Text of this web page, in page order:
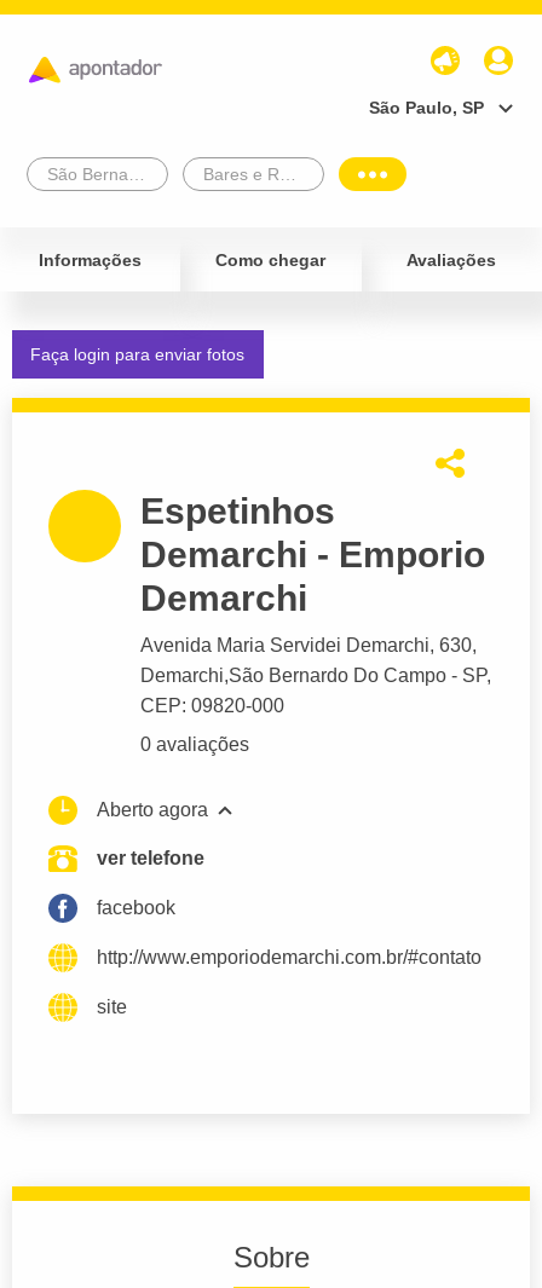
São Paulo, SP
Informações Como chegar Avaliações
Faça login para enviar fotos
Espetinhos
Demarchi - Emporio
Demarchi
Avenida Maria Servidei Demarchi, 630,
Demarchi,São Bernardo Do Campo - SP,
CEP: 09820-000
0 avaliações
Aberto agora
ver telefone
facebook
http://www.emporiodemarchi.com.br/#contato
site
Sobre